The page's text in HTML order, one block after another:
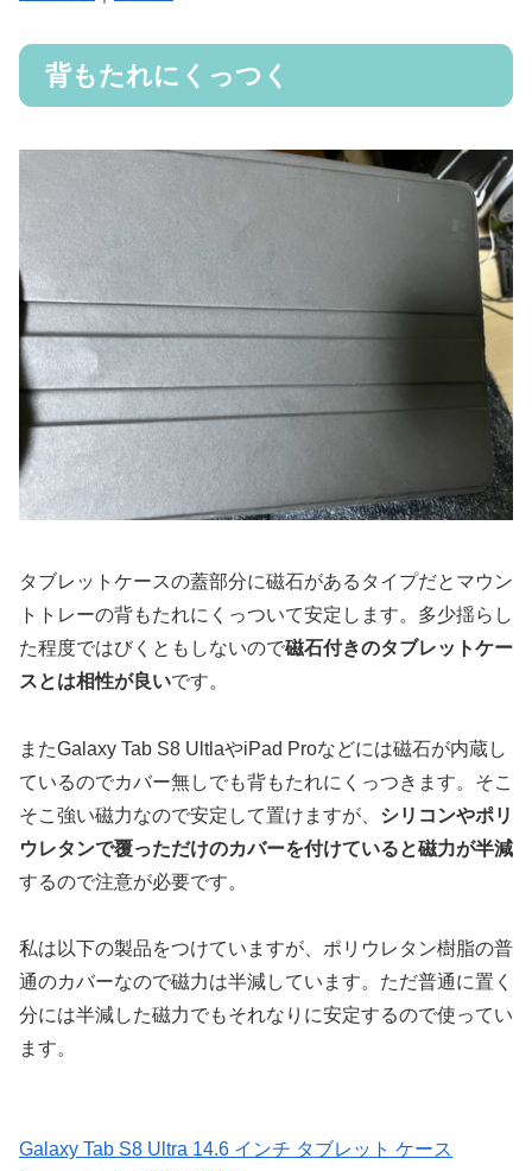
背もたれにくっつく
タブレットケースの蓋部分に磁石があるタイプだとマウン
トトレーの背もたれにくっついて安定します。多少揺らし
た程度ではびくともしないので磁石付きのタブレットケー
スとは相性が良いです。
またGalaxy Tab S8 UltlaやiPad Proなどには磁石が内蔵し
ているのでカバー無しでも背もたれにくっつきます。そこ
そこ強い磁力なので安定して置けますが、 シリコンやポリ
ウレタンで覆っただけのカバーを付けていると磁力が半減
するので注意が必要です。
私は以下の製品をつけていますが、ポリウレタン樹脂の普
通のカバーなので磁力は半減しています。ただ普通に置く
分には半減した磁力でもそれなりに安定するので使ってい
ます。
Galaxy Tab S8 Ultra 14.6 インチ タブレット ケース